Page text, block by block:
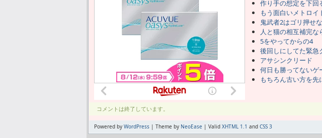
作り手の想定を下回
もう面白いメトロイ
鬼武者2はゴリ押せ
人と猫の相互補完な
5をやってからの4
後回しにしてた緊急
アサシンクリード
何日も勝ってないゲ
もちろん古い方を先
コメントは終了しています。
Powered by WordPress | Theme by NeoEase | Valid XHTML 1.1 and CSS 3